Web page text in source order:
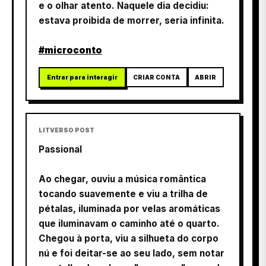
e o olhar atento. Naquele dia decidiu:
estava proibida de morrer, seria infinita.
#microconto
Entrar para interagir CRIAR CONTA ABRIR
LITVERSO POST
Passional
Ao chegar, ouviu a música romântica
tocando suavemente e viu a trilha de
pétalas, iluminada por velas aromáticas
que iluminavam o caminho até o quarto.
Chegou à porta, viu a silhueta do corpo
nú e foi deitar-se ao seu lado, sem notar